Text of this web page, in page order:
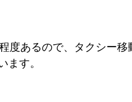
あるので、タクシー移
ます。